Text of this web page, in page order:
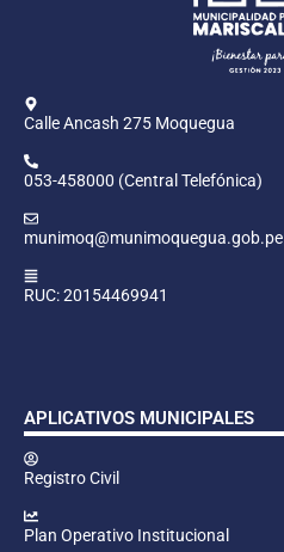
Calle Ancash 275 Moquegua
053-458000 (Central Telefónica)
munimoq@munimoquegua.gob.pe
RUC: 20154469941
APLICATIVOS MUNICIPALES
Registro Civil
Plan Operativo Institucional